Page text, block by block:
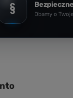
Dbamy o